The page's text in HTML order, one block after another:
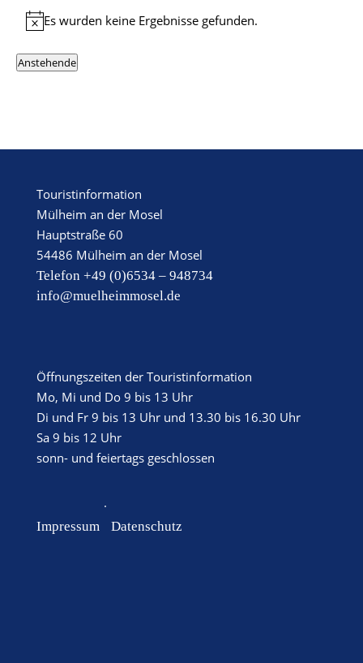
Hinweis
Es wurden keine Ergebnisse gefunden.
Anstehende
Touristinformation
Mülheim an der Mosel
Hauptstraße 60
54486 Mülheim an der Mosel
Telefon +49 (0)6534 – 948734
info@muelheimmosel.de
Öffnungszeiten der Touristinformation
Mo, Mi und Do 9 bis 13 Uhr
Di und Fr 9 bis 13 Uhr und 13.30 bis 16.30 Uhr
Sa 9 bis 12 Uhr
sonn- und feiertags geschlossen
Impressum
·
Datenschutz